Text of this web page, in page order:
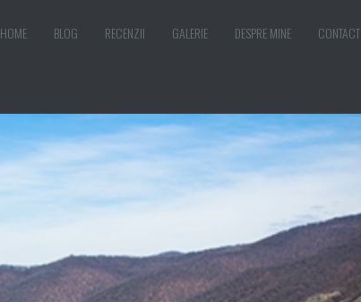
HOME BLOG RECENZII GALERIE DESPRE MINE CONTACT